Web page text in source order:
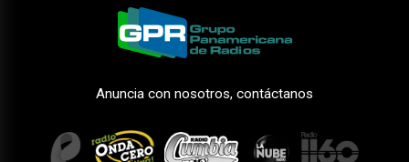
Anuncia con nosotros, contáctanos